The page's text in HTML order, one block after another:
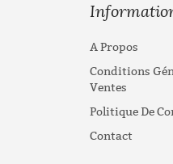
A Propos
Conditions
Ventes
Politique De
Contact